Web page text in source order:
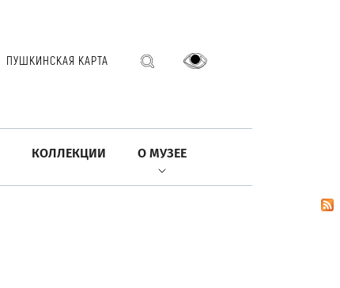
ПУШКИНСКАЯ КАРТА
КОЛЛЕКЦИИ О МУЗЕЕ